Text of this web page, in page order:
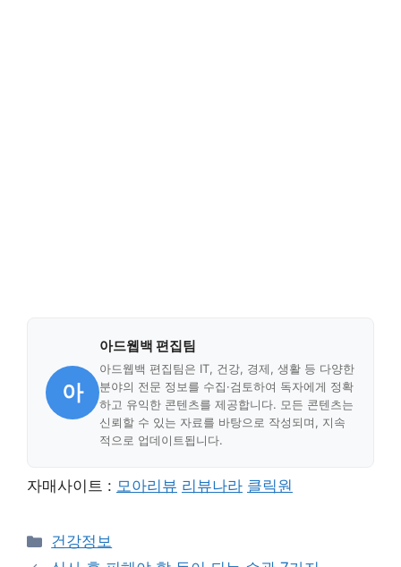
아
아드웹백 편집팀
아드웹백 편집팀은 IT, 건강, 경제, 생활 등 다양한
분야의 전문 정보를 수집·검토하여 독자에게 정확
하고 유익한 콘텐츠를 제공합니다. 모든 콘텐츠는
신뢰할 수 있는 자료를 바탕으로 작성되며, 지속
적으로 업데이트됩니다.
자매사이트 : 모아리뷰 리뷰나라 클릭원
Categories
건강정보